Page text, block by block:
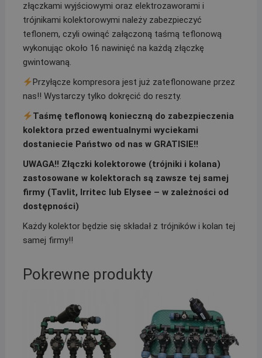
złączkami wyjściowymi oraz elektrozaworami i
trójnikami kolektorowymi należy zabezpieczyć
teflonem, czyli owinąć załączoną taśmą teflonową
wykonując około 16 nawinięć na każdą złączkę
gwintowaną.
Przyłącze kompresora jest już zateflonowane przez
nas!! Wystarczy tylko dokręcić do reszty.
Taśmę teflonową konieczną do zabezpieczenia
kolektora przed ewentualnymi wyciekami
dostaniecie Państwo od nas w GRATISIE!!
UWAGA!! Złączki kolektorowe (trójniki i kolana)
zastosowane w kolektorach są zawsze tej samej
firmy (Tavlit, Irritec lub Elysee – w zależności od
dostępności)
Każdy kolektor będzie się składał z trójników i kolan tej
samej firmy!!
Pokrewne produkty